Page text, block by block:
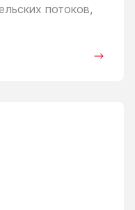
потоков,